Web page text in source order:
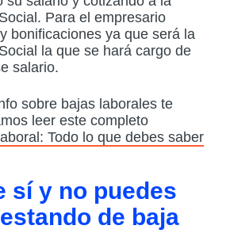
Para el empresario
bonificaciones ya que será la
la que se hará cargo de
salario.
sobre bajas laborales te
leer este completo
Todo lo que debes saber
sí y no puedes
de baja